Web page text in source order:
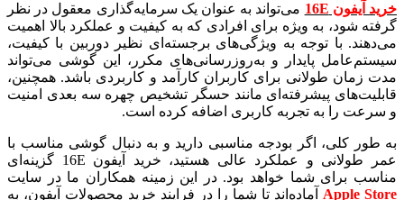
خرید آیفون 16E
می‌تواند به عنوان یک سرمایه‌گذاری معقول در نظر
گرفته شود، به ویژه برای افرادی که به کیفیت و عملکرد بالا اهمیت
می‌دهند. با توجه به ویژگی‌های برجسته‌ای نظیر دوربین با کیفیت،
سیستم‌عامل پایدار و به‌روزرسانی‌های مکرر، این گوشی می‌تواند
مدت زمان طولانی برای کاربران کارآمد و کاربردی باشد. همچنین،
قابلیت‌های پیشرفته‌ای مانند حسگر تشخیص چهره سه‌ بعدی امنیت
و سرعت را به تجربه کاربری اضافه کرده است.
به طور کلی، اگر بودجه مناسبی دارید و به دنبال گوشی مناسب با
عمر طولانی و عملکرد عالی هستید، خرید آیفون 16E گزینه‌ای
مناسب برای شما خواهد بود. در این زمینه همکاران ما در سایت
Apple Store آماده‌اند تا شما را در فرایند خرید محصولات آیفون، به